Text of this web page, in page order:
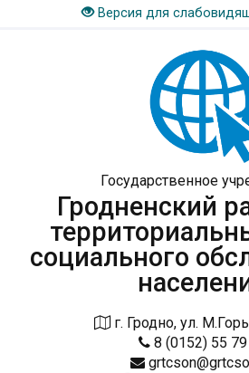
Версия для
Государственное
Гродненский
социального
г. Гродно, ул.
8 (0152) 55 79